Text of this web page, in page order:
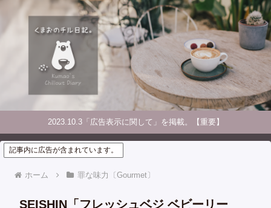
2023.10.3「広告表示に関して」を掲載。【重要】
記事内に広告が含まれています。
ホーム 罪な味力〔Gourmet〕
SEISHIN「フレッシュベジ ベビーリー